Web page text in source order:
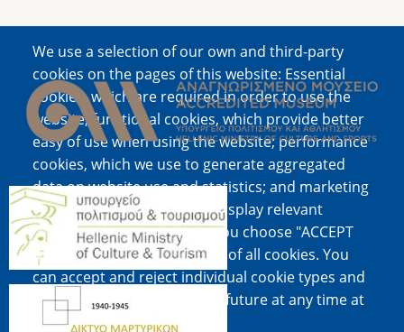
We use a selection of our own and third-party
cookies on the pages of this website: Essential
cookies, which are required in order to use the
website; functional cookies, which provide better
easy of use when using the website; performance
cookies, which we use to generate aggregated
data on website use and statistics; and marketing
cookies, which are used to display relevant
content and advertising. If you choose "ACCEPT
ALL", you consent to the use of all cookies. You
can accept and reject individual cookie types and
revoke your consent for the future at any time at
"Settings".
Image
Image
Image